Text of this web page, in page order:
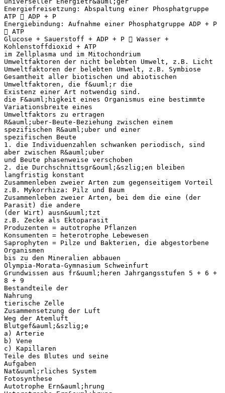
Energiefreisetzung: Abspaltung einer Phosphatgruppe
ATP  ADP + P
Energiebindung: Aufnahme einer Phosphatgruppe ADP + P
 ATP
Glucose + Sauerstoff + ADP + P  Wasser +
Kohlenstoffdioxid + ATP
im Zellplasma und im Mitochondrium
Umweltfaktoren der nicht belebten Umwelt, z.B. Licht
Umweltfaktoren der belebten Umwelt, z.B. Symbiose
Gesamtheit aller biotischen und abiotischen
Umweltfaktoren, die f&uuml;r die
Existenz einer Art notwendig sind.
die F&auml;higkeit eines Organismus eine bestimmte
Variationsbreite eines
Umweltfaktors zu ertragen
R&auml;uber-Beute-Beziehung zwischen einem
spezifischen R&auml;uber und einer
spezifischen Beute
1. die Individuenzahlen schwanken periodisch, sind
aber zwischen R&auml;uber
und Beute phasenweise verschoben
2. die Durchschnittsgr&ouml;&szlig;en bleiben
langfristig konstant
Zusammenleben zweier Arten zum gegenseitigem Vorteil
z.B. Mykorrhiza: Pilz und Baum
Zusammenleben zweier Arten, bei dem die eine (der
Parasit) die andere
(der Wirt) ausn&uuml;tzt
z.B. Zecke als Ektoparasit
Produzenten = autotrophe Pflanzen
Konsumenten = heterotrophe Lebewesen
Saprophyten = Pilze und Bakterien, die abgestorbene
Organismen
bis zu den Mineralien abbauen
Olympia-Morata-Gymnasium Schweinfurt
Grundwissen aus fr&uuml;heren Jahrgangsstufen 5 + 6 +
8 + 9
Bestandteile der
Nahrung
tierische Zelle
Zusammensetzung der Luft
Weg der Atemluft
Blutgef&auml;&szlig;e
a) Arterie
b) Vene
c) Kapillaren
Teile des Blutes und seine
Aufgaben
Nat&uuml;rliches System
Fotosynthese
Autotrophe Ern&auml;hrung